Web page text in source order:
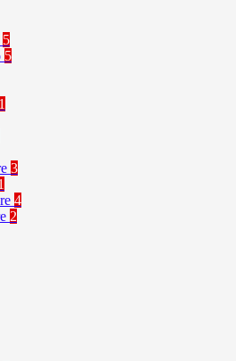
5
5
1
3
4
2